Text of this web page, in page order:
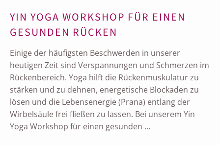
YIN YOGA WORKSHOP FÜR EINEN
GESUNDEN RÜCKEN
Einige der häufigsten Beschwerden in unserer
heutigen Zeit sind Verspannungen und Schmerzen im
Rückenbereich. Yoga hilft die Rückenmuskulatur zu
stärken und zu dehnen, energetische Blockaden zu
lösen und die Lebensenergie (Prana) entlang der
Wirbelsäule frei fließen zu lassen. Bei unserem Yin
Yoga Workshop für einen gesunden …